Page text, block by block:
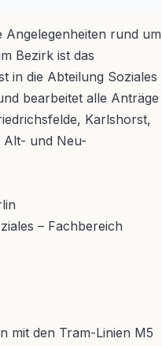
rund um
Bezirk ist das
in die Abteilung Soziales
bearbeitet alle Anträge
Karlshorst,
Alt- und Neu-
– Fachbereich
mit den Tram-Linien M5